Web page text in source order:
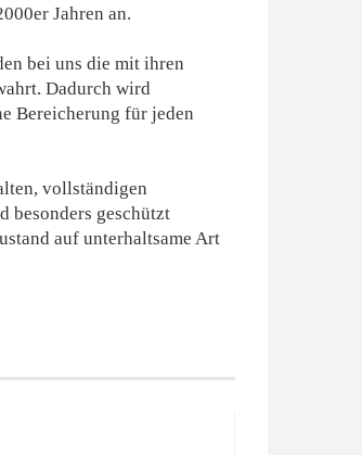
Jahren an.
bei uns die mit ihren
Dadurch wird
Bereicherung für jeden
vollständigen
besonders geschützt
auf unterhaltsame Art